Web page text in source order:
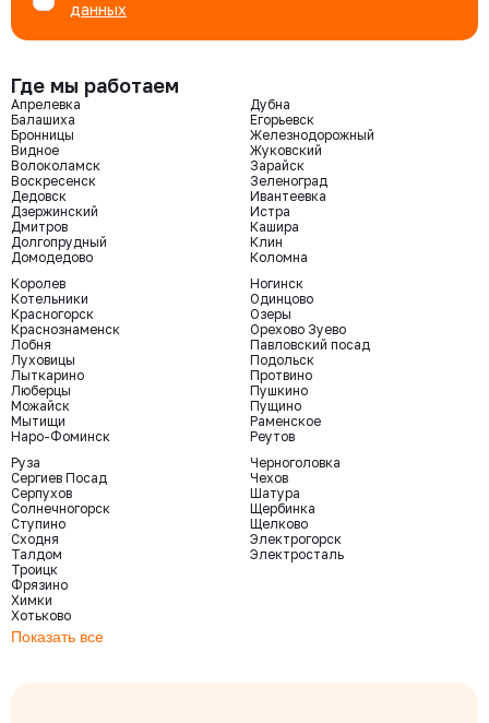
данных
Где мы работаем
Апрелевка
Балашиха
Бронницы
Видное
Волоколамск
Воскресенск
Дедовск
Дзержинский
Дмитров
Долгопрудный
Домодедово
Дубна
Егорьевск
Железнодорожный
Жуковский
Зарайск
Зеленоград
Ивантеевка
Истра
Кашира
Клин
Коломна
Королев
Котельники
Красногорск
Краснознаменск
Лобня
Луховицы
Лыткарино
Люберцы
Можайск
Мытищи
Наро-Фоминск
Ногинск
Одинцово
Озеры
Орехово Зуево
Павловский посад
Подольск
Протвино
Пушкино
Пущино
Раменское
Реутов
Руза
Сергиев Посад
Серпухов
Солнечногорск
Ступино
Сходня
Талдом
Троицк
Фрязино
Химки
Хотьково
Черноголовка
Чехов
Шатура
Щербинка
Щелково
Электрогорск
Электросталь
Показать все